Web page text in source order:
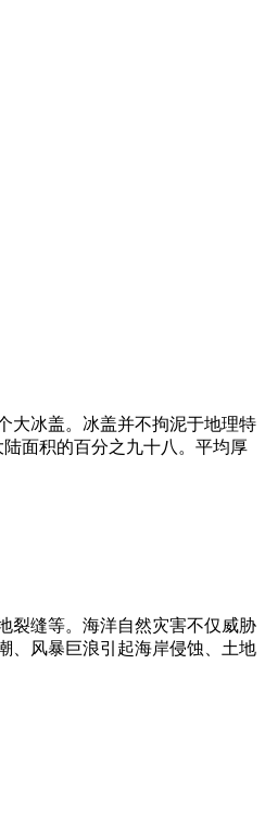
大冰盖。冰盖并不拘泥于地理特
面积的百分之九十八。平均厚
裂缝等。海洋自然灾害不仅威胁
、风暴巨浪引起海岸侵蚀、土地